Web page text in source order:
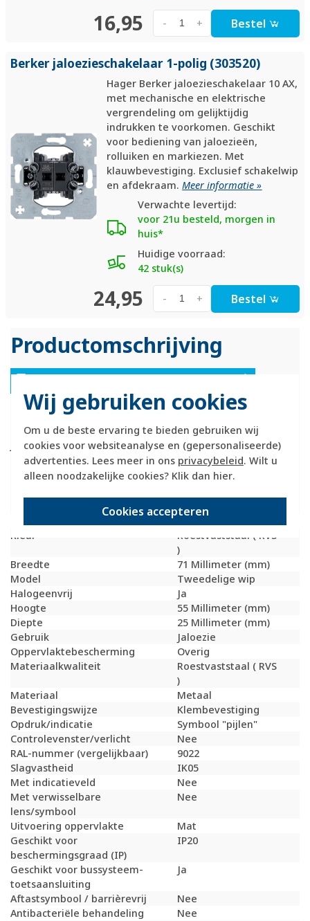
Wij gebruiken cookies
Om u de beste ervaring te bieden gebruiken wij
cookies voor websiteanalyse en (gepersonaliseerde)
advertenties. Lees meer in ons privacybeleid. Wilt u
alleen noodzakelijke cookies? Klik dan hier.
Cookies accepteren
16,95 +
- Bestel
Berker jaloezieschakelaar 1-polig (303520)
Hager Berker jaloezieschakelaar 10 AX,
met mechanische en elektrische
vergrendeling om gelijktijdig
indrukken te voorkomen. Geschikt
voor bediening van jaloezieën,
rolluiken en markiezen. Met
klauwbevestiging. Exclusief schakelwip
en afdekraam.Meer informatie »
Verwachte levertijd:
voor 21u besteld, morgen in
huis*
Huidige voorraad:
42 stuk(s)
24,95 +
- Bestel
Productomschrijving
Hager Berker tweevoudige schakelwip (knop) voorzien van
pijlsymbolen. Geschikt voor jaloeziedrukcontact 503520 en
jaloezieschakelaar 303520. Exclusief binnenwerk en
afdekraam. Serie: K5, kleur: edelstaal.
Technische specificaties
Kleur
Roestvaststaal ( RVS
)
Breedte
71 Millimeter (mm)
Model
Tweedelige wip
Halogeenvrij
Ja
Hoogte
55 Millimeter (mm)
Diepte
25 Millimeter (mm)
Gebruik
Jaloezie
Oppervlaktebescherming
Overig
Materiaalkwaliteit
Roestvaststaal ( RVS
)
Materiaal
Metaal
Bevestigingswijze
Klembevestiging
Opdruk/indicatie
Symbool "pijlen"
Controlevenster/verlicht
Nee
RAL-nummer (vergelijkbaar)
9022
Slagvastheid
IK05
Met indicatieveld
Nee
Met verwisselbare
lens/symbool
Nee
Uitvoering oppervlakte
Mat
Geschikt voor
beschermingsgraad (IP)
IP20
Geschikt voor bussysteem-
toetsaansluiting
Ja
Aftastsymbool / barrièrevrij
Nee
Antibacteriële behandeling
Nee